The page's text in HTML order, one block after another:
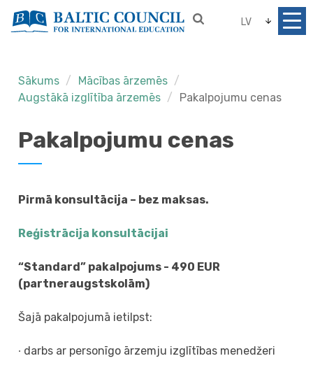
LV
Sākums
Mācības ārzemēs
Augstākā izglītība ārzemēs
Pakalpojumu cenas
Pakalpojumu cenas
Pirmā konsultācija – bez maksas.
Reģistrācija konsultācijai
“Standard” pakalpojums - 490 EUR
(partneraugstskolām)
Šajā pakalpojumā ietilpst:
∙ darbs ar personīgo ārzemju izglītības menedžeri